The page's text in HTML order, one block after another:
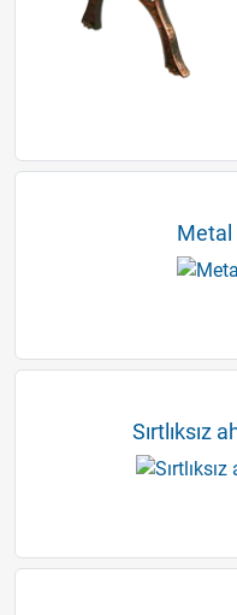
Metal
Sırtlıksız